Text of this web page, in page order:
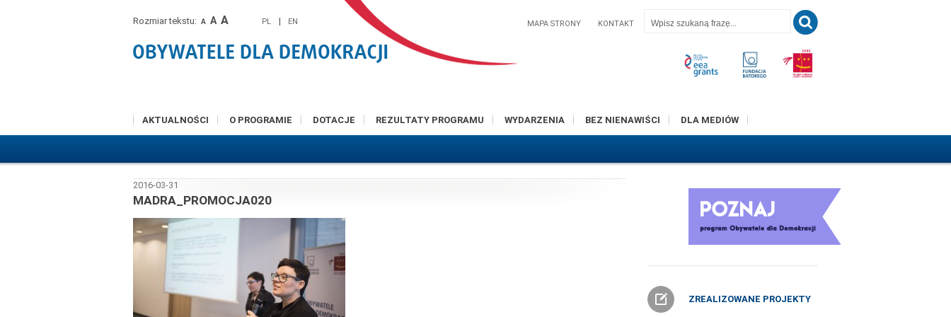
Rozmiar tekstu: A A A PL | EN MAPA STRONY KONTAKT
AKTUALNOŚCI O PROGRAMIE DOTACJE REZULTATY PROGRAMU WYDARZENIA BEZ NIENAWIŚCI DLA MEDIÓW
2016-03-31
MADRA_PROMOCJA020
ZREALIZOWANE PROJEKTY